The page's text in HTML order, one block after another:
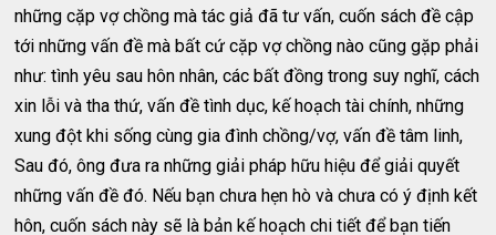
những cặp vợ chồng mà tác giả đã tư vấn, cuốn sách đề cập
tới những vấn đề mà bất cứ cặp vợ chồng nào cũng gặp phải
như: tình yêu sau hôn nhân, các bất đồng trong suy nghĩ, cách
xin lỗi và tha thứ, vấn đề tình dục, kế hoạch tài chính, những
xung đột khi sống cùng gia đình chồng/vợ, vấn đề tâm linh,
Sau đó, ông đưa ra những giải pháp hữu hiệu để giải quyết
những vấn đề đó. Nếu bạn chưa hẹn hò và chưa có ý định kết
hôn, cuốn sách này sẽ là bản kế hoạch chi tiết để bạn tiến